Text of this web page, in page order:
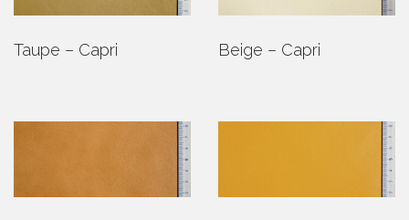
Taupe – Capri Beige – Capri